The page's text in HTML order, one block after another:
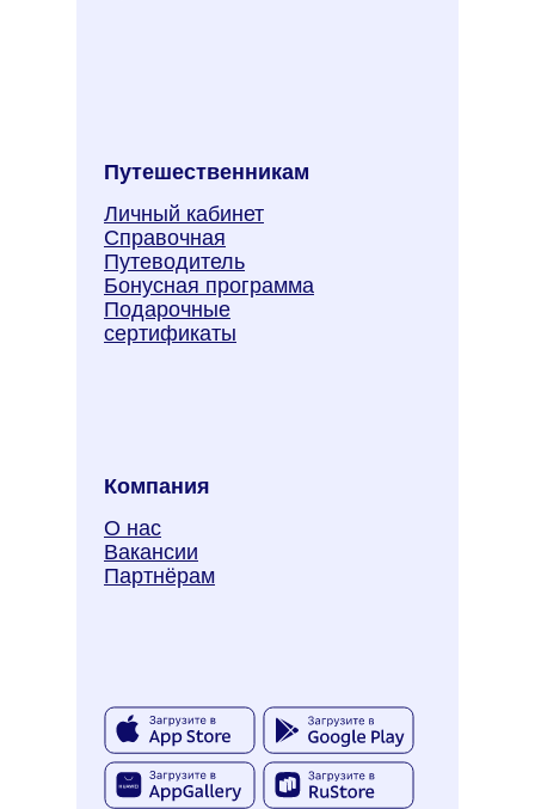
Путешественникам
Личный кабинет
Справочная
Путеводитель
Бонусная программа
Подарочные
сертификаты
Компания
О нас
Вакансии
Партнёрам